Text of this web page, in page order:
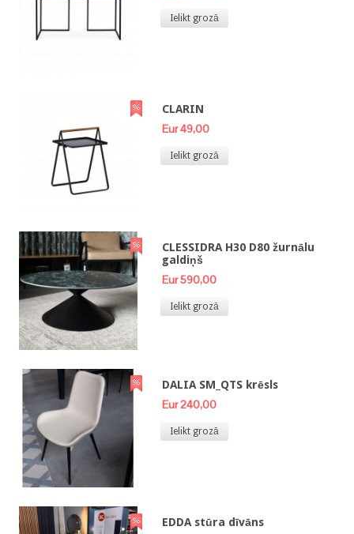
Ielikt grozā
CLARIN
Eur 49,00
Ielikt grozā
CLESSIDRA H30 D80 žurnālu
galdiņš
Eur 590,00
Ielikt grozā
DALIA SM_QTS krēsls
Eur 240,00
Ielikt grozā
EDDA stūra dīvāns